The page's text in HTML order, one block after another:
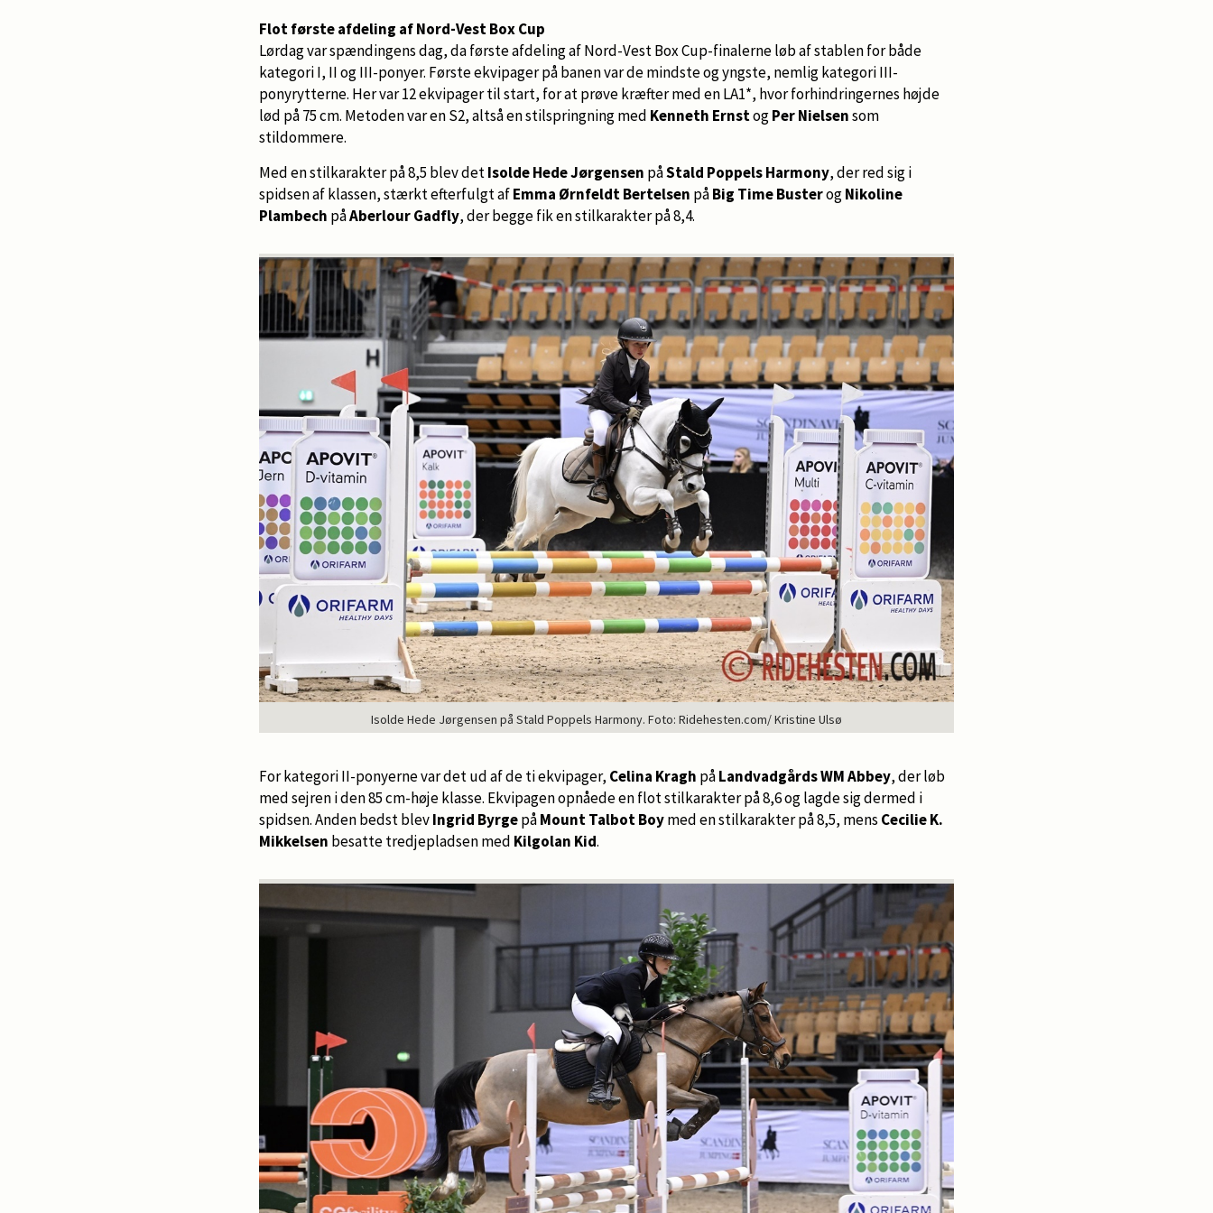
Flot første afdeling af Nord-Vest Box Cup
Lørdag var spændingens dag, da første afdeling af Nord-Vest Box Cup-finalerne løb af stablen for både
kategori I, II og III-ponyer. Første ekvipager på banen var de mindste og yngste, nemlig kategori III-
ponyrytterne. Her var 12 ekvipager til start, for at prøve kræfter med en LA1*, hvor forhindringernes højde
lød på 75 cm. Metoden var en S2, altså en stilspringning med Kenneth ErnstogPer Nielsensom
stildommere.
Med en stilkarakter på 8,5 blev detIsolde Hede Jørgensen påStald Poppels Harmony, der red sig i
spidsen af klassen, stærkt efterfulgt afEmma Ørnfeldt Bertelsen påBig Time BusterogNikoline
Plambech påAberlour Gadfly, der begge fik en stilkarakter på 8,4.
Isolde Hede Jørgensen på Stald Poppels Harmony. Foto: Ridehesten.com/ Kristine Ulsø
For kategori II-ponyerne var det ud af de ti ekvipager, Celina Kragh påLandvadgårds WM Abbey, der løb
med sejren i den 85 cm-høje klasse. Ekvipagen opnåede en flot stilkarakter på 8,6 og lagde sig dermed i
spidsen. Anden bedst blevIngrid ByrgepåMount Talbot Boymed en stilkarakter på 8,5, mens Cecilie K.
Mikkelsen besatte tredjepladsen med Kilgolan Kid.